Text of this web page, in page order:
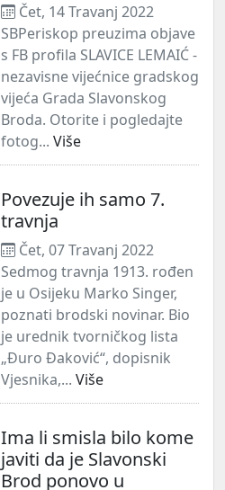
Čet, 14 Travanj 2022
SBPeriskop preuzima objave
s FB profila SLAVICE LEMAIĆ -
nezavisne vijećnice gradskog
vijeća Grada Slavonskog
Broda. Otorite i pogledajte
fotog... Više
Povezuje ih samo 7.
travnja
Čet, 07 Travanj 2022
Sedmog travnja 1913. rođen
je u Osijeku Marko Singer,
poznati brodski novinar. Bio
je urednik tvorničkog lista
„Đuro Đaković“, dopisnik
Vjesnika,... Više
Ima li smisla bilo kome
javiti da je Slavonski
Brod ponovo u